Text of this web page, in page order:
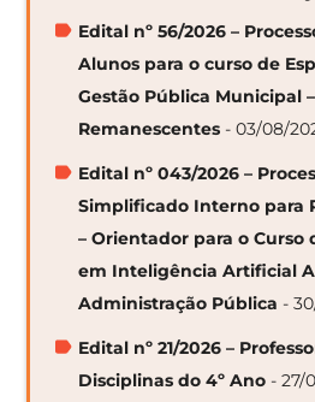
Edital nº 56/2026 –
Alunos para o curso de
Gestão Pública Municipal
Remanescentes - 03/08/
Edital nº 043/2026 –
Simplificado Interno para
– Orientador para o Curso
em Inteligência Artificial
Administração Pública -
Edital nº 21/2026 –
Disciplinas do 4º Ano - 27/